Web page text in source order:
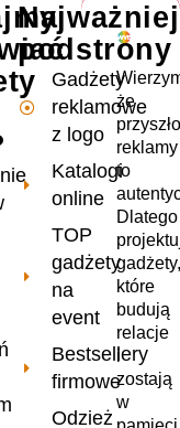
że
reklamy
to
Dlatego
gadżety,
które
budują
relacje
i
zostają
w
podstrony
Gadżety
reklamowe
z logo
Katalogi
online
TOP
gadżety
na
event
Bestsellery
firmowe
Odzież